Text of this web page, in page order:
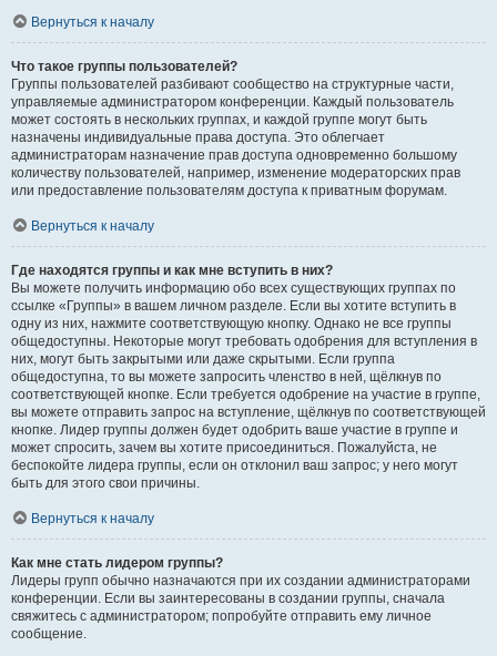
Вернуться к началу
Что такое группы пользователей?
Группы пользователей разбивают сообщество на структурные части,
управляемые администратором конференции. Каждый пользователь
может состоять в нескольких группах, и каждой группе могут быть
назначены индивидуальные права доступа. Это облегчает
администраторам назначение прав доступа одновременно большому
количеству пользователей, например, изменение модераторских прав
или предоставление пользователям доступа к приватным форумам.
Вернуться к началу
Где находятся группы и как мне вступить в них?
Вы можете получить информацию обо всех существующих группах по
ссылке «Группы» в вашем личном разделе. Если вы хотите вступить в
одну из них, нажмите соответствующую кнопку. Однако не все группы
общедоступны. Некоторые могут требовать одобрения для вступления в
них, могут быть закрытыми или даже скрытыми. Если группа
общедоступна, то вы можете запросить членство в ней, щёлкнув по
соответствующей кнопке. Если требуется одобрение на участие в группе,
вы можете отправить запрос на вступление, щёлкнув по соответствующей
кнопке. Лидер группы должен будет одобрить ваше участие в группе и
может спросить, зачем вы хотите присоединиться. Пожалуйста, не
беспокойте лидера группы, если он отклонил ваш запрос; у него могут
быть для этого свои причины.
Вернуться к началу
Как мне стать лидером группы?
Лидеры групп обычно назначаются при их создании администраторами
конференции. Если вы заинтересованы в создании группы, сначала
свяжитесь с администратором; попробуйте отправить ему личное
сообщение.